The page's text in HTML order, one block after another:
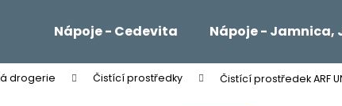
Nápoje - Cedevita Nápoje - Jamnica,
drogerie Čistící prostředky Čistící prostředek ARF
Čo potrebujete